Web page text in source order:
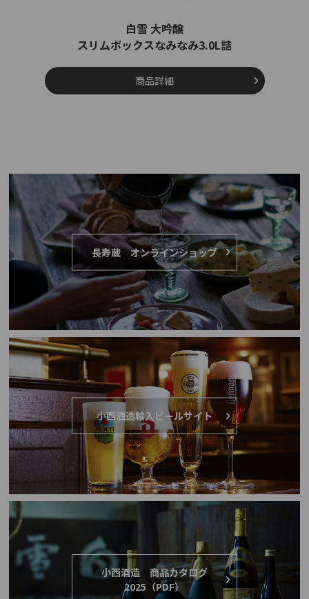
白雪 大吟醸
スリムボックスなみなみ3.0L詰
商品詳細
⻑寿蔵 オンラインショップ
小西酒造輸入ビールサイト
小西酒造 商品カタログ
2025（PDF）